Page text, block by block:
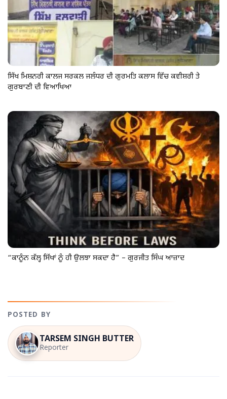
ਸਿੱਖ ਮਿਸ਼ਨਰੀ ਕਾਲਜ ਸਰਕਲ ਜਲੰਧਰ ਦੀ ਗੁਰਮਤਿ ਕਲਾਸ ਵਿੱਚ ਕਵੀਸ਼ਰੀ ਤੇ
ਗੁਰਬਾਣੀ ਦੀ ਵਿਆਖਿਆ
“ਕਾਨੂੰਨ ਕੱਲ੍ਹ ਸਿੱਖਾਂ ਨੂੰ ਹੀ ਉਲਝਾ ਸਕਦਾ ਹੈ” – ਗੁਰਜੀਤ ਸਿੰਘ ਆਜ਼ਾਦ
POSTED BY
TARSEM SINGH BUTTER
Reporter